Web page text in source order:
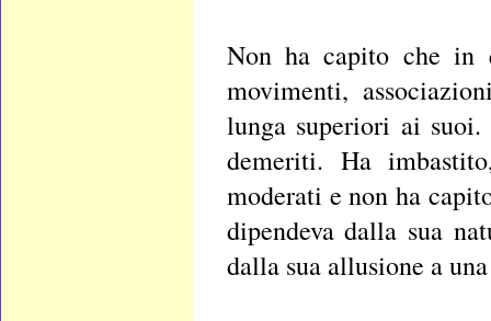
Non ha capito che in
movimenti,
lunga superiori ai
demeriti. Ha
moderati e non ha
dipendeva dalla sua
dalla sua allusione a